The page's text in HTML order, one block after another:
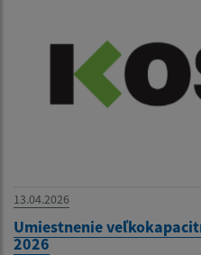
13.04.2026
Umiestnenie
2026